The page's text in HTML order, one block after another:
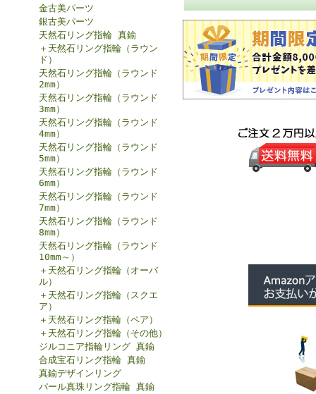
金古美パーツ
銀古美パーツ
天然石リング指輪 真鍮
＋天然石リング指輪（ラウン
ド）
天然石リング指輪（ラウンド
2mm）
天然石リング指輪（ラウンド
3mm）
天然石リング指輪（ラウンド
4mm）
天然石リング指輪（ラウンド
5mm）
天然石リング指輪（ラウンド
6mm）
天然石リング指輪（ラウンド
7mm）
天然石リング指輪（ラウンド
8mm）
天然石リング指輪（ラウンド
10mm～）
＋天然石リング指輪（オーバ
ル）
＋天然石リング指輪（スクエ
ア）
＋天然石リング指輪（ペア）
＋天然石リング指輪（その他）
ジルコニア指輪リング 真鍮
合成宝石リング指輪 真鍮
真鍮デザインリング
パール真珠リング指輪 真鍮